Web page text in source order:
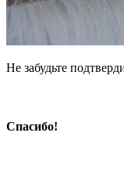
Не забудьте
Спасибо!